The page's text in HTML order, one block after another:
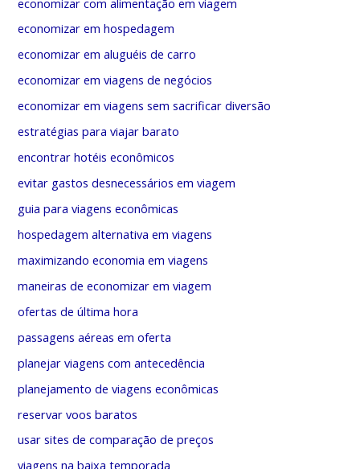
economizar em hospedagem
economizar em aluguéis de carro
economizar em viagens de negócios
economizar em viagens sem sacrificar diversão
estratégias para viajar barato
encontrar hotéis econômicos
evitar gastos desnecessários em viagem
guia para viagens econômicas
hospedagem alternativa em viagens
maximizando economia em viagens
maneiras de economizar em viagem
ofertas de última hora
passagens aéreas em oferta
planejar viagens com antecedência
planejamento de viagens econômicas
reservar voos baratos
usar sites de comparação de preços
viagens na baixa temporada